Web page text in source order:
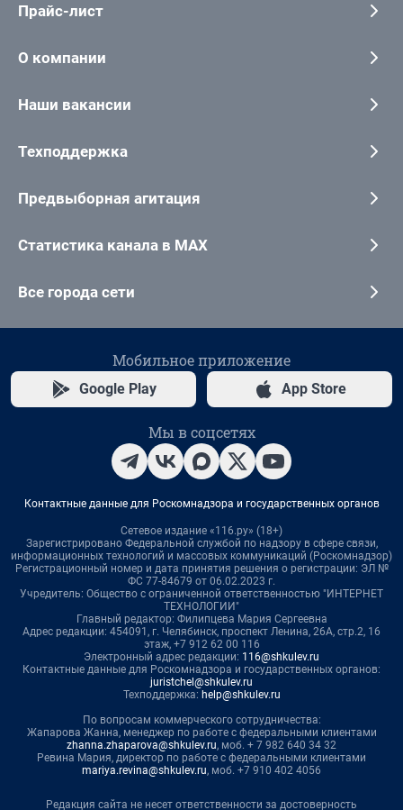
Прайс-лист
О компании
Наши вакансии
Техподдержка
Предвыборная агитация
Статистика канала в MAX
Все города сети
Мобильное приложение
Google Play App Store
Мы в соцсетях
Контактные данные для Роскомнадзора и государственных органов
Сетевое издание «116.ру» (18+)
Зарегистрировано Федеральной службой по надзору в сфере связи,
информационных технологий и массовых коммуникаций (Роскомнадзор)
Регистрационный номер и дата принятия решения о регистрации: ЭЛ №
ФС 77-84679 от 06.02.2023 г.
Учредитель: Общество с ограниченной ответственностью "ИНТЕРНЕТ
ТЕХНОЛОГИИ"
Главный редактор: Филипцева Мария Сергеевна
Адрес редакции: 454091, г. Челябинск, проспект Ленина, 26А, стр.2, 16
этаж, +7 912 62 00 116
Электронный адрес редакции: 116@shkulev.ru
Контактные данные для Роскомнадзора и государственных органов:
juristchel@shkulev.ru
Техподдержка: help@shkulev.ru
По вопросам коммерческого сотрудничества:
Жапарова Жанна, менеджер по работе с федеральными клиентами
zhanna.zhaparova@shkulev.ru, моб. + 7 982 640 34 32
Ревина Мария, директор по работе с федеральными клиентами
mariya.revina@shkulev.ru, моб. +7 910 402 4056
Редакция сайта не несет ответственности за достоверность